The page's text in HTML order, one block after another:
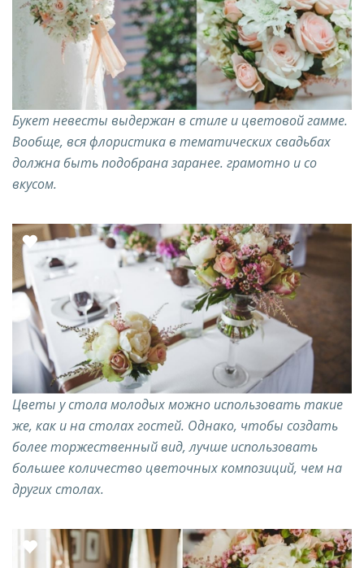
Букет невесты выдержан в стиле и цветовой гамме.
Вообще, вся флористика в тематических свадьбах
должна быть подобрана заранее. грамотно и со
вкусом.
Цветы у стола молодых можно использовать такие
же, как и на столах гостей. Однако, чтобы создать
более торжественный вид, лучше использовать
большее количество цветочных композиций, чем на
других столах.